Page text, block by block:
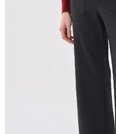
2.透過簡訊連結打開帳單後，可選擇「
帳／街口支付／iPASS MONEY」等通
1.本服務係由「台灣大哥大股份有限公
用戶於交易時，得透過本服務購買商
買賣價金債權讓與本公司後，依約使用
2.基於同意付款使用「大哥付你分期」
資料（包含姓名、電話或地址）提供
由本公司與您本人進行分期帳單所需資
3.完整用戶服務條款，請詳閱以下連結：
１．於結帳方式選擇「AFTEE先享後
結帳頁面，進行簡訊認證並確認金額後
２．訂單成立數日內，您將收到繳費通
３．收到繳費通知簡訊後14天內，點
ATM／網路銀行／等多元方式進行付款
※ 請注意：結帳手續完成當下不需立
購買商品的店家。未經商家同意取消
※ 交易是否成功請以「AFTEE先享後
是否繳費成功／繳費後需取消欲退款
https://
１．透過由恩沛科技股份有限公司提
易，需依本服務之必要範圍內提供個
每筆NT$120，滿NT$2,000(含以上
每筆NT$120，滿NT$2,000(含以上